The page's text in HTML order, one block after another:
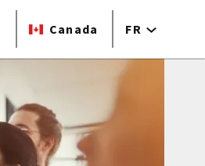
Canada FR